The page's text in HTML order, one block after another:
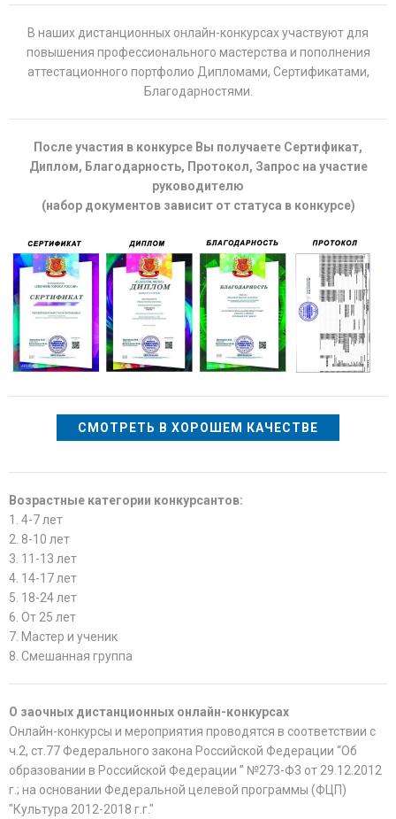
В наших дистанционных онлайн-конкурсах участвуют для
повышения профессионального мастерства и пополнения
аттестационного портфолио Дипломами, Сертификатами,
Благодарностями.
После участия в конкурсе Вы получаете Сертификат,
Диплом, Благодарность, Протокол, Запрос на участие
руководителю
(набор документов зависит от статуса в конкурсе)
СМОТРЕТЬ В ХОРОШЕМ КАЧЕСТВЕ
Возрастные категории конкурсантов:
1. 4-7 лет
2. 8-10 лет
3. 11-13 лет
4. 14-17 лет
5. 18-24 лет
6. От 25 лет
7. Мастер и ученик
8. Смешанная группа
О заочных дистанционных онлайн-конкурсах
Онлайн-конкурсы и мероприятия проводятся в соответствии с
ч.2, ст.77 Федерального закона Российской Федерации “Об
образовании в Российской Федерации ” №273-Ф3 от 29.12.2012
г.; на основании Федеральной целевой программы (ФЦП)
"Культура 2012-2018 г.г."